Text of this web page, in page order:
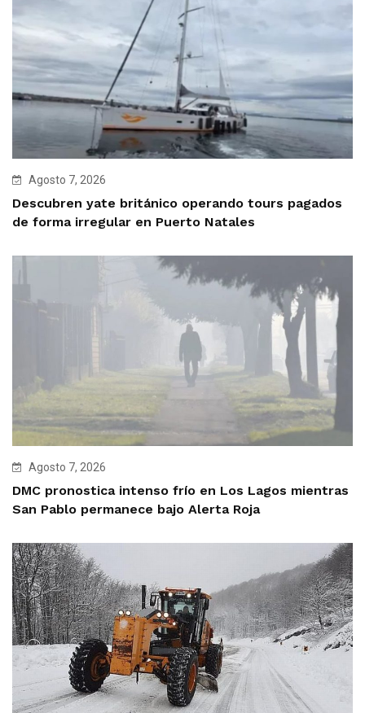
Agosto 7, 2026
Descubren yate británico operando tours pagados
de forma irregular en Puerto Natales
Agosto 7, 2026
DMC pronostica intenso frío en Los Lagos mientras
San Pablo permanece bajo Alerta Roja